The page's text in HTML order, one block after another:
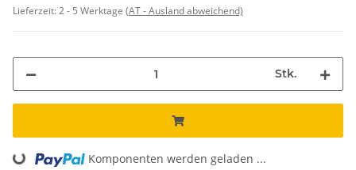
Lieferzeit:2 - 5 Werktage (AT - Ausland abweichend)
Stk.
Loading... Komponenten werden geladen ...